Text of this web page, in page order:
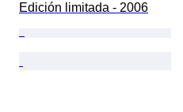
Edición limitada - 2006